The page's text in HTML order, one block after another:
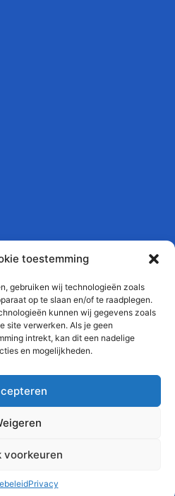
toestemming
gebruiken wij technologieën zoals
op te slaan en/of te raadplegen.
kunnen wij gegevens zoals
site verwerken. Als je geen
intrekt, kan dit een nadelige
en mogelijkheden.
voorkeuren
Privacy